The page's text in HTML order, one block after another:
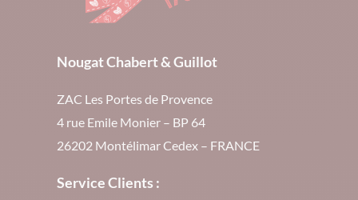
Nougat Chabert & Guillot
ZAC Les Portes de Provence
4 rue Emile Monier – BP 64
26202 Montélimar Cedex – FRANCE
Service Clients :